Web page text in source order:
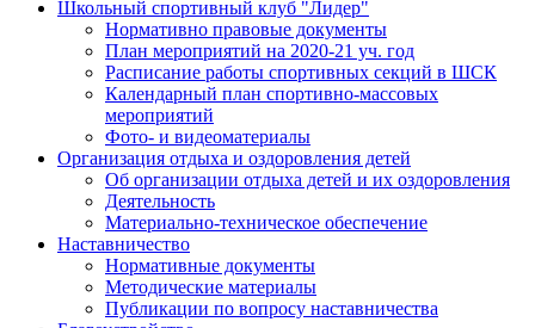
Школьный спортивный клуб "Лидер"
Нормативно правовые документы
План мероприятий на 2020-21 уч. год
Расписание работы спортивных секций в ШСК
Календарный план спортивно-массовых
мероприятий
Фото- и видеоматериалы
Организация отдыха и оздоровления детей
Об организации отдыха детей и их оздоровления
Деятельность
Материально-техническое обеспечение
Наставничество
Нормативные документы
Методические материалы
Публикации по вопросу наставничества